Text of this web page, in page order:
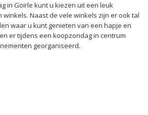
in Goirle kunt u kiezen uit een leuk
Naast de vele winkels zijn er ook tal
waar u kunt genieten van een hapje en
er tijdens een koopzondag in centrum
georganiseerd.